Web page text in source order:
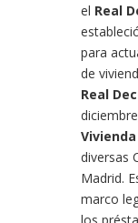
el Real
para
de
Real
diversas
Madrid.
marco